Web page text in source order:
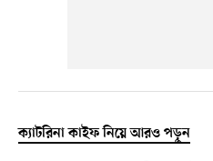
ক্যাটরিনা কাইফ নিয়ে আরও পড়ুন